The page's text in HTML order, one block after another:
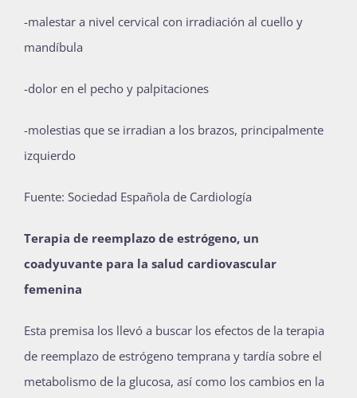
-malestar a nivel cervical con irradiación al cuello y
mandíbula
-dolor en el pecho y palpitaciones
-molestias que se irradian a los brazos, principalmente
izquierdo
Fuente: Sociedad Española de Cardiología
Terapia de reemplazo de estrógeno, un
coadyuvante para la salud cardiovascular
femenina
Esta premisa los llevó a buscar los efectos de la terapia
de reemplazo de estrógeno temprana y tardía sobre el
metabolismo de la glucosa, así como los cambios en la